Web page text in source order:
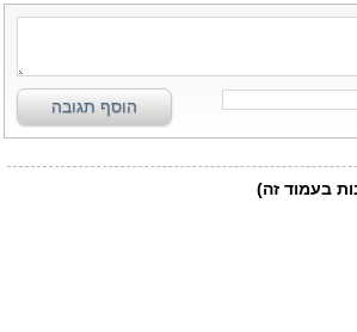
הוסף תגובה
בעמוד זה)